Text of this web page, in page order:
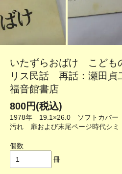
いたずらおばけ こど
リス民話 再話：瀬田
福音館書店
800円(税込)
1978年 19.1×26.0 ソフトカバー
汚れ 扉および末尾ページ時代シ
個数
冊